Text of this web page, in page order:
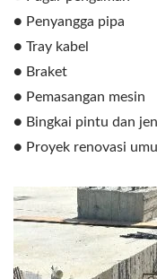
● Penyangga pipa
● Tray kabel
● Braket
● Pemasangan mesin
● Bingkai pintu dan
● Proyek renovasi